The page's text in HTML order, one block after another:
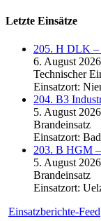
Letzte Einsätze
205. H DLK –
6. August 2026
Technischer
Einsatzort:
204. B3
5. August 2026
Brandeinsatz
Einsatzort:
203. B HGM
5. August 2026
Brandeinsatz
Einsatzort:
Einsatzberichte-Feed